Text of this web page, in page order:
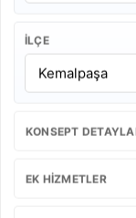
İLÇE
KONSEPT
EK HIZMETLER
Sünnet
tipine,
animasyon
mehter,
hizmetlere
eğlence
Sünnet
merkezini